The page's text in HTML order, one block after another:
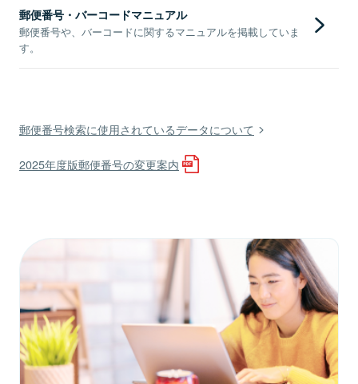
郵便番号・バーコードマニュアル
郵便番号や、バーコードに関するマニュアルを掲載していま
す。
郵便番号検索に使用されているデータについて
2025年度版郵便番号の変更案内